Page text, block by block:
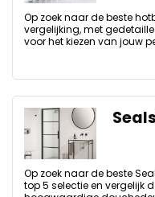
Op zoek naar de beste
vergelijking, met
voor het kiezen van jouw
Op zoek naar de beste
top 5 selectie en vergelijk